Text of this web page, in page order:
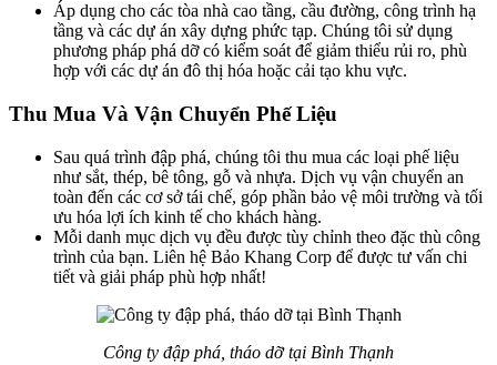
Áp dụng cho các tòa nhà cao tầng, cầu đường, công trình hạ
tầng và các dự án xây dựng phức tạp. Chúng tôi sử dụng
phương pháp phá dỡ có kiểm soát để giảm thiểu rủi ro, phù
hợp với các dự án đô thị hóa hoặc cải tạo khu vực.
Thu Mua Và Vận Chuyển Phế Liệu
Sau quá trình đập phá, chúng tôi thu mua các loại phế liệu
như sắt, thép, bê tông, gỗ và nhựa. Dịch vụ vận chuyển an
toàn đến các cơ sở tái chế, góp phần bảo vệ môi trường và tối
ưu hóa lợi ích kinh tế cho khách hàng.
Mỗi danh mục dịch vụ đều được tùy chỉnh theo đặc thù công
trình của bạn. Liên hệ Bảo Khang Corp để được tư vấn chi
tiết và giải pháp phù hợp nhất!
Công ty đập phá, tháo dỡ tại Bình Thạnh